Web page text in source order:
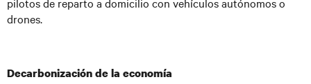
drones.
Decarbonización de la economía